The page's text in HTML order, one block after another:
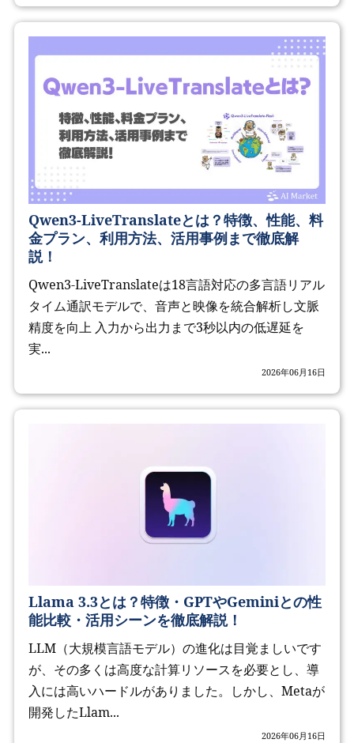
Qwen3-LiveTranslateとは？特徴、性能、料
金プラン、利用方法、活用事例まで徹底解
説！
Qwen3-LiveTranslateは18言語対応の多言語リアル
タイム通訳モデルで、音声と映像を統合解析し文脈
精度を向上 入力から出力まで3秒以内の低遅延を
実...
2026年06月16日
Llama 3.3とは？特徴・GPTやGeminiとの性
能比較・活用シーンを徹底解説！
LLM（大規模言語モデル）の進化は目覚ましいです
が、その多くは高度な計算リソースを必要とし、導
入には高いハードルがありました。しかし、Metaが
開発したLlam...
2026年06月16日